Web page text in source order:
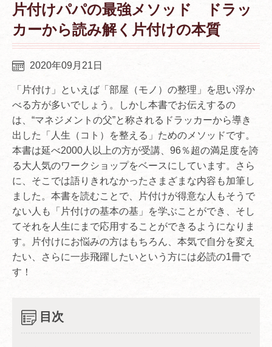
片付けパパの最強メソッド ドラッ
カーから読み解く片付けの本質
2020年09月21日
「片付け」といえば「部屋（モノ）の整理」を思い浮か
べる方が多いでしょう。しかし本書でお伝えするの
は、“マネジメントの父”と称されるドラッカーから導き
出した「人生（コト）を整える」ためのメソッドです。
本書は延べ2000人以上の方が受講、96％超の満足度を誇
る大人気のワークショップをベースにしています。さら
に、そこでは語りきれなかったさまざまな内容も加筆し
ました。本書を読むことで、片付けが得意な人もそうで
ない人も「片付けの基本の基」を学ぶことができ、そし
てそれを人生にまで応用することができるようになりま
す。片付けにお悩みの方はもちろん、本気で自分を変え
たい、さらに一歩飛躍したいという方には必読の1冊で
す！
目次